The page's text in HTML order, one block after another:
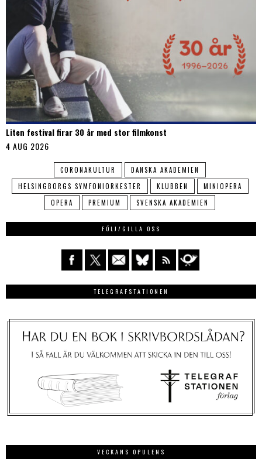
Liten festival firar 30 år med stor filmkonst
4 AUG 2026
CORONAKULTUR
DANSKA AKADEMIEN
HELSINGBORGS SYMFONIORKESTER
KLUBBEN
MINIOPERA
OPERA
PREMIUM SVENSKA AKADEMIEN
FÖLJ/GILLA OSS
TELEGRAFSTATIONEN
VECKANS OPULENS